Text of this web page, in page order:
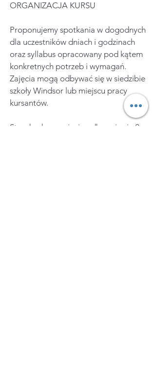
ORGANIZACJA KURSU
Proponujemy spotkania w dogodnych
dla uczestników dniach i godzinach
oraz syllabus opracowany pod kątem
konkretnych potrzeb i wymagań.
Zajęcia mogą odbywać się w siedzibie
szkoły Windsor lub miejscu pracy
kursantów.
Standardowe zajęcia odbywają się 2